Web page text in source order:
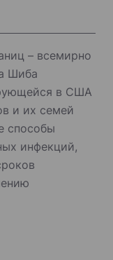
– всемирно
Шиба
в США
и их семей
способы
инфекций,